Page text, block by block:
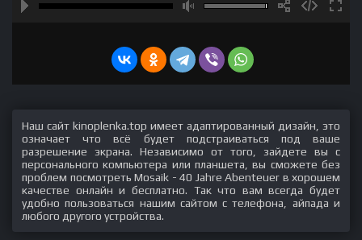
Наш сайт kinoplenka.top имеет адаптированный дизайн, это
означает что всё будет подстраиваться под ваше
разрешение экрана. Независимо от того, зайдете вы с
персонального компьютера или планшета, вы сможете без
проблем посмотреть Mosaik - 40 Jahre Abenteuer в хорошем
качестве онлайн и бесплатно. Так что вам всегда будет
удобно пользоваться нашим сайтом с телефона, айпада и
любого другого устройства.